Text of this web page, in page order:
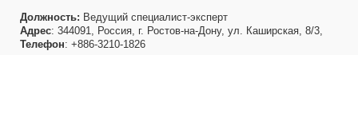
Должность: Ведущий специалист-эксперт
Адрес: 344091, Россия, г. Ростов-на-Дону, ул. Каширская, 8/3,
Телефон: +886-3210-1826